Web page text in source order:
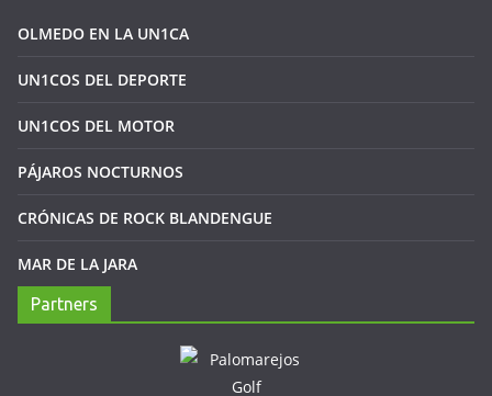
OLMEDO EN LA UN1CA
UN1COS DEL DEPORTE
UN1COS DEL MOTOR
PÁJAROS NOCTURNOS
CRÓNICAS DE ROCK BLANDENGUE
MAR DE LA JARA
Partners